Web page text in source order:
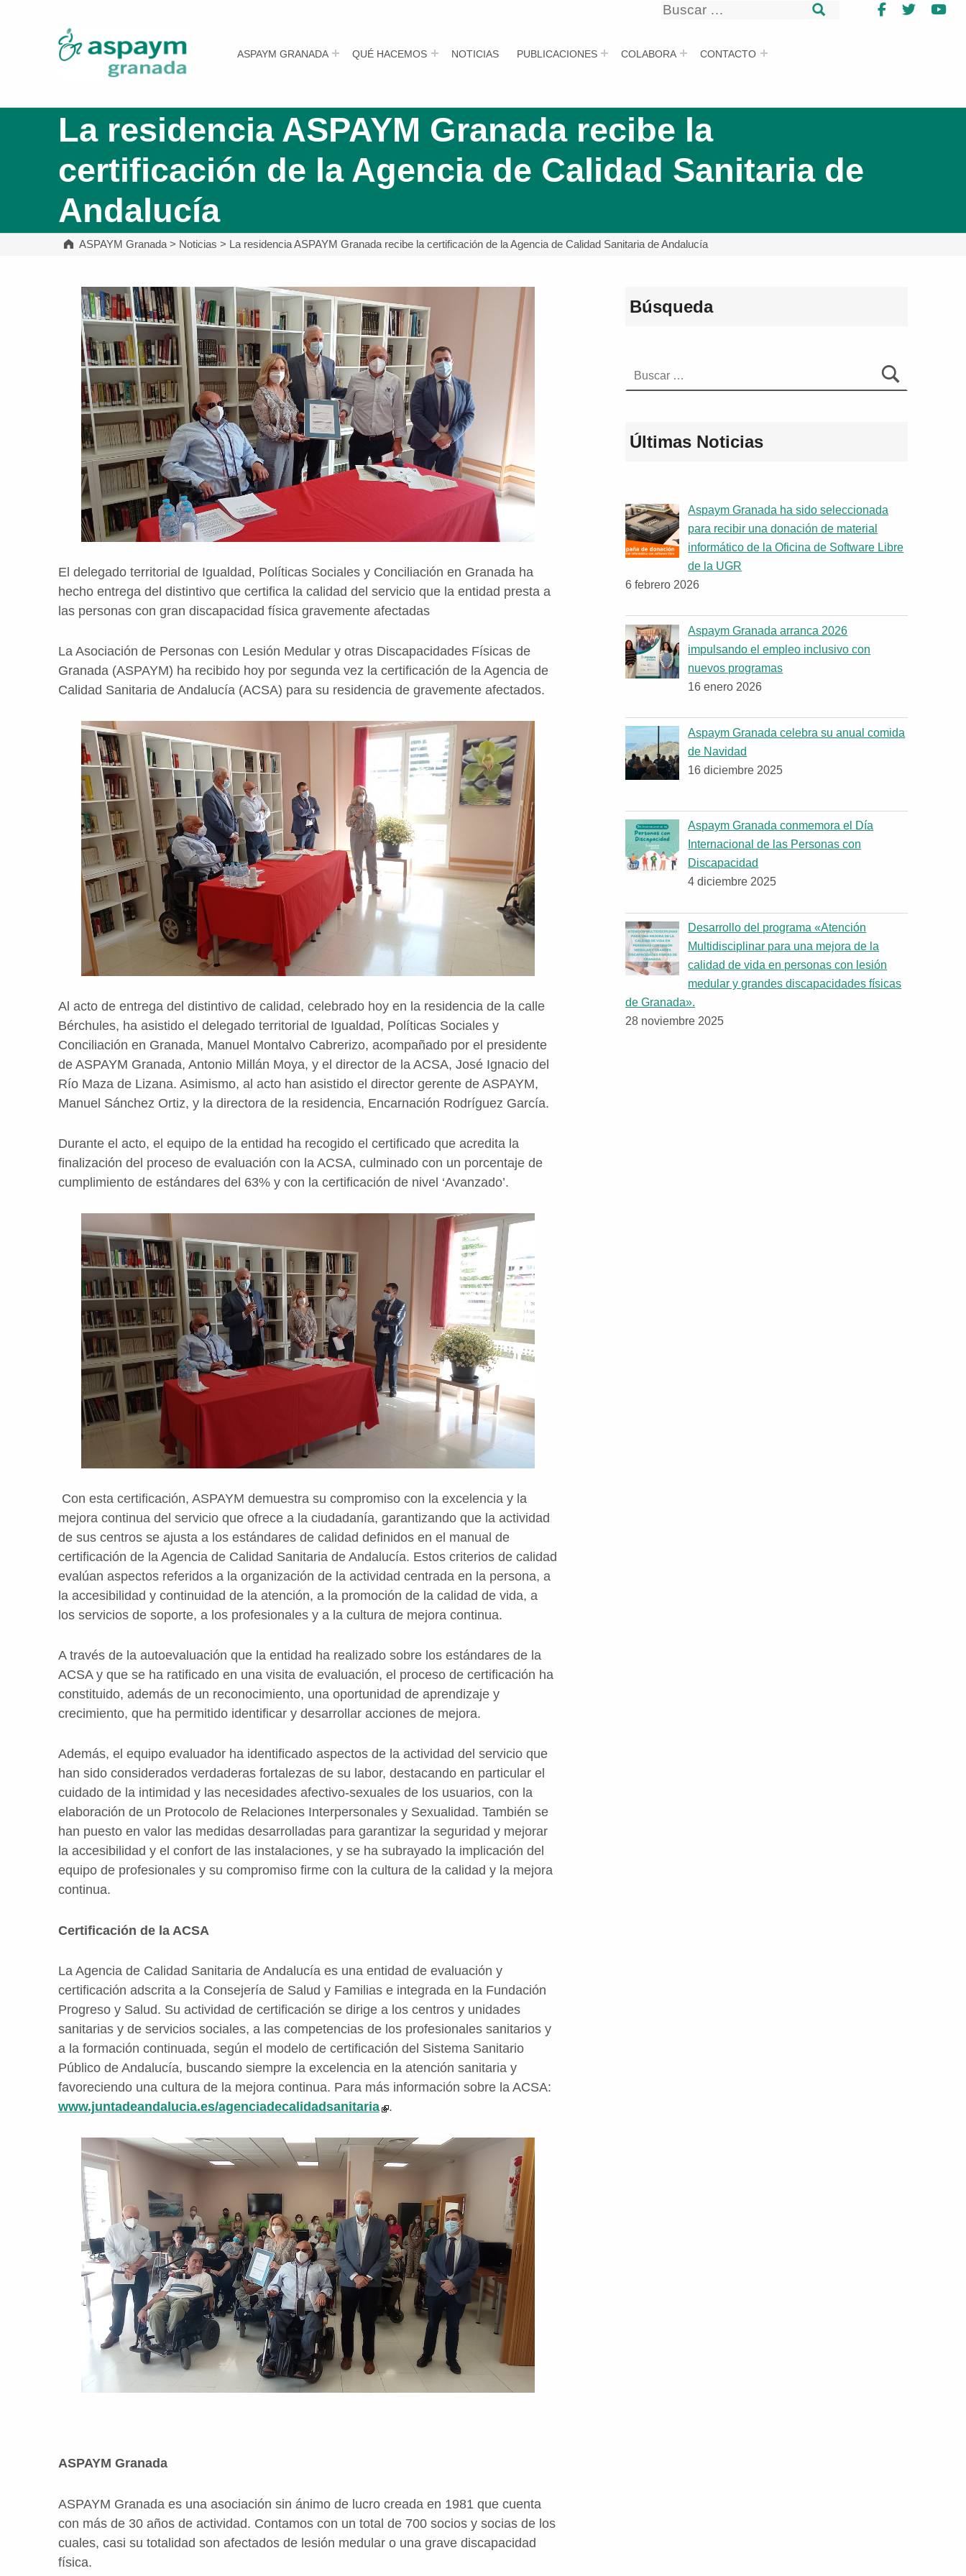
ASPAYM GRANADA QUÉ HACEMOS NOTICIAS PUBLICACIONES COLABORA CONTACTO
Buscar
Facebook
Twitter
La residencia ASPAYM Granada recibe la
certificación de la Agencia de Calidad Sanitaria de
Andalucía
ASPAYM Granada > Noticias > La residencia ASPAYM Granada recibe la certificación de la Agencia de Calidad Sanitaria de Andalucía
El delegado territorial de Igualdad, Políticas Sociales y Conciliación en Granada ha
hecho entrega del distintivo que certifica la calidad del servicio que la entidad presta a
las personas con gran discapacidad física gravemente afectadas
La Asociación de Personas con Lesión Medular y otras Discapacidades Físicas de
Granada (ASPAYM) ha recibido hoy por segunda vez la certificación de la Agencia de
Calidad Sanitaria de Andalucía (ACSA) para su residencia de gravemente afectados.
Al acto de entrega del distintivo de calidad, celebrado hoy en la residencia de la calle
Bérchules, ha asistido el delegado territorial de Igualdad, Políticas Sociales y
Conciliación en Granada, Manuel Montalvo Cabrerizo, acompañado por el presidente
de ASPAYM Granada, Antonio Millán Moya, y el director de la ACSA, José Ignacio del
Río Maza de Lizana. Asimismo, al acto han asistido el director gerente de ASPAYM,
Manuel Sánchez Ortiz, y la directora de la residencia, Encarnación Rodríguez García.
Durante el acto, el equipo de la entidad ha recogido el certificado que acredita la
finalización del proceso de evaluación con la ACSA, culminado con un porcentaje de
cumplimiento de estándares del 63% y con la certificación de nivel ‘Avanzado’.
Con esta certificación, ASPAYM demuestra su compromiso con la excelencia y la
mejora continua del servicio que ofrece a la ciudadanía, garantizando que la actividad
de sus centros se ajusta a los estándares de calidad definidos en el manual de
certificación de la Agencia de Calidad Sanitaria de Andalucía. Estos criterios de calidad
evalúan aspectos referidos a la organización de la actividad centrada en la persona, a
la accesibilidad y continuidad de la atención, a la promoción de la calidad de vida, a
los servicios de soporte, a los profesionales y a la cultura de mejora continua.
A través de la autoevaluación que la entidad ha realizado sobre los estándares de la
ACSA y que se ha ratificado en una visita de evaluación, el proceso de certificación ha
constituido, además de un reconocimiento, una oportunidad de aprendizaje y
crecimiento, que ha permitido identificar y desarrollar acciones de mejora.
Además, el equipo evaluador ha identificado aspectos de la actividad del servicio que
han sido considerados verdaderas fortalezas de su labor, destacando en particular el
cuidado de la intimidad y las necesidades afectivo-sexuales de los usuarios, con la
elaboración de un Protocolo de Relaciones Interpersonales y Sexualidad. También se
han puesto en valor las medidas desarrolladas para garantizar la seguridad y mejorar
la accesibilidad y el confort de las instalaciones, y se ha subrayado la implicación del
equipo de profesionales y su compromiso firme con la cultura de la calidad y la mejora
continua.
Certificación de la ACSA
La Agencia de Calidad Sanitaria de Andalucía es una entidad de evaluación y
certificación adscrita a la Consejería de Salud y Familias e integrada en la Fundación
Progreso y Salud. Su actividad de certificación se dirige a los centros y unidades
sanitarias y de servicios sociales, a las competencias de los profesionales sanitarios y
a la formación continuada, según el modelo de certificación del Sistema Sanitario
Público de Andalucía, buscando siempre la excelencia en la atención sanitaria y
favoreciendo una cultura de la mejora continua. Para más información sobre la ACSA:
www.juntadeandalucia.es/agenciadecalidadsanitaria
.
ASPAYM Granada
ASPAYM Granada es una asociación sin ánimo de lucro creada en 1981 que cuenta
con más de 30 años de actividad. Contamos con un total de 700 socios y socias de los
cuales, casi su totalidad son afectados de lesión medular o una grave discapacidad
física.
Búsqueda
Últimas Noticias
Aspaym Granada ha sido seleccionada
para recibir una donación de material
informático de la Oficina de Software Libre
de la UGR
6 febrero 2026
Aspaym Granada arranca 2026
impulsando el empleo inclusivo con
nuevos programas
16 enero 2026
Aspaym Granada celebra su anual comida
de Navidad
16 diciembre 2025
Aspaym Granada conmemora el Día
Internacional de las Personas con
Discapacidad
4 diciembre 2025
Desarrollo del programa «Atención
Multidisciplinar para una mejora de la
calidad de vida en personas con lesión
medular y grandes discapacidades físicas
de Granada».
28 noviembre 2025